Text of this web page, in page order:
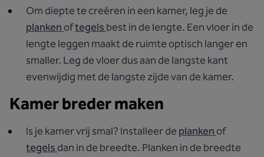
Om diepte te creëren in een kamer, leg je de
plankenoftegels best in de lengte. Een vloer in de
lengte leggen maakt de ruimte optisch langer en
smaller. Leg de vloer dus aan de langste kant
evenwijdig met de langste zijde van de kamer.
Kamer breder maken
Is je kamer vrij smal? Installeer deplankenof
tegels dan in de breedte. Planken in de breedte